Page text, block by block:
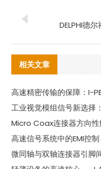
DELPHI德
相关文章
高速精密传输的保障：I-
工业视觉模组信号新选择
Micro Coax连接器方向性
高速信号系统中的EMI控
微同轴与双轴连接器引脚